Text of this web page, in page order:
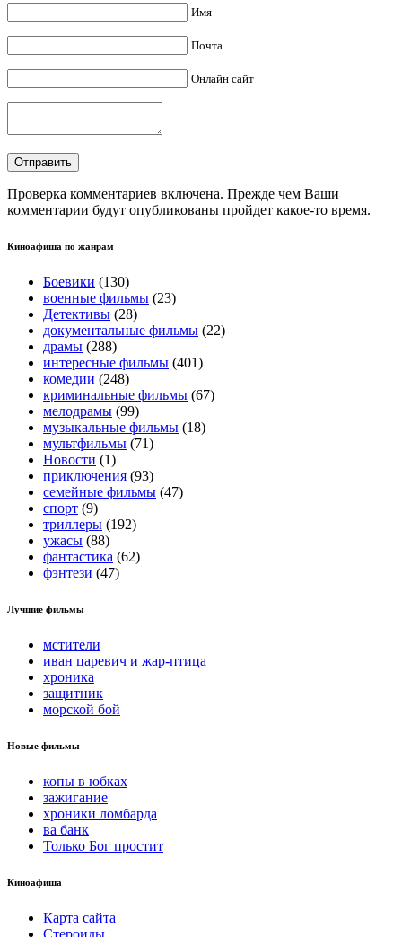
Имя
Почта
Онлайн сайт
Проверка комментариев включена. Прежде чем Ваши
комментарии будут опубликованы пройдет какое-то время.
Киноафиша по жанрам
Боевики (130)
военные фильмы (23)
Детективы (28)
документальные фильмы (22)
драмы (288)
интересные фильмы (401)
комедии (248)
криминальные фильмы (67)
мелодрамы (99)
музыкальные фильмы (18)
мультфильмы (71)
Новости (1)
приключения (93)
семейные фильмы (47)
спорт (9)
триллеры (192)
ужасы (88)
фантастика (62)
фэнтези (47)
Лучшие фильмы
мстители
иван царевич и жар-птица
хроника
защитник
морской бой
Новые фильмы
копы в юбках
зажигание
хроники ломбарда
ва банк
Только Бог простит
Киноафиша
Карта сайта
Стероиды